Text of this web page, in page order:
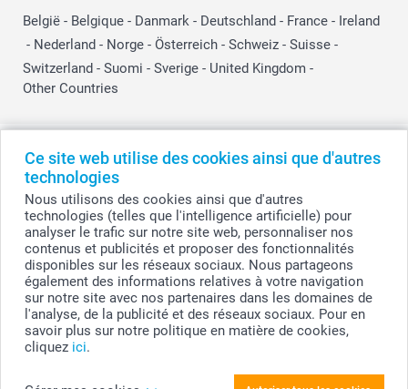
Ce site web utilise des cookies ainsi que d'autres
technologies
Nous utilisons des cookies ainsi que d'autres
technologies (telles que l'intelligence artificielle) pour
analyser le trafic sur notre site web, personnaliser nos
contenus et publicités et proposer des fonctionnalités
disponibles sur les réseaux sociaux. Nous partageons
également des informations relatives à votre navigation
sur notre site avec nos partenaires dans les domaines de
l'analyse, de la publicité et des réseaux sociaux. Pour en
savoir plus sur notre politique en matière de cookies,
cliquez ici.
België - Belgique - Danmark - Deutschland - France - Ireland
- Nederland - Norge - Österreich - Schweiz - Suisse -
Switzerland - Suomi - Sverige - United Kingdom -
Other Countries
© smartphoto group. Tous droits réservés
smartphoto group SA.
Siège social : Kwatrechtsteenweg 160, 9230 Wetteren, Belgique
Numéro de TVA BE 0405.706.755
Numéro d'entreprise 0405.706.755.
Coordonnées bancaires: IBAN BE71 2850 2711 5569 - BIC: GEBABEBB
Tous les prix sont en EURO (€), TVA incluse et hors frais de port.